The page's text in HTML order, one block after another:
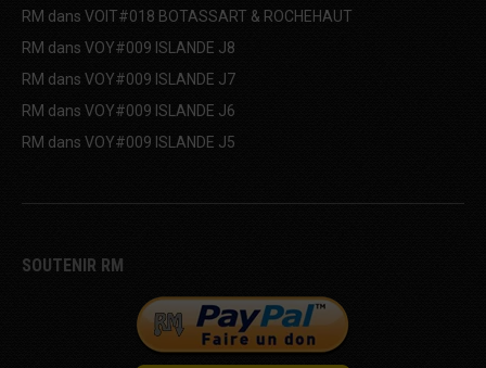
RM dans VOIT#018 BOTASSART & ROCHEHAUT
RM dans VOY#009 ISLANDE J8
RM dans VOY#009 ISLANDE J7
RM dans VOY#009 ISLANDE J6
RM dans VOY#009 ISLANDE J5
SOUTENIR RM